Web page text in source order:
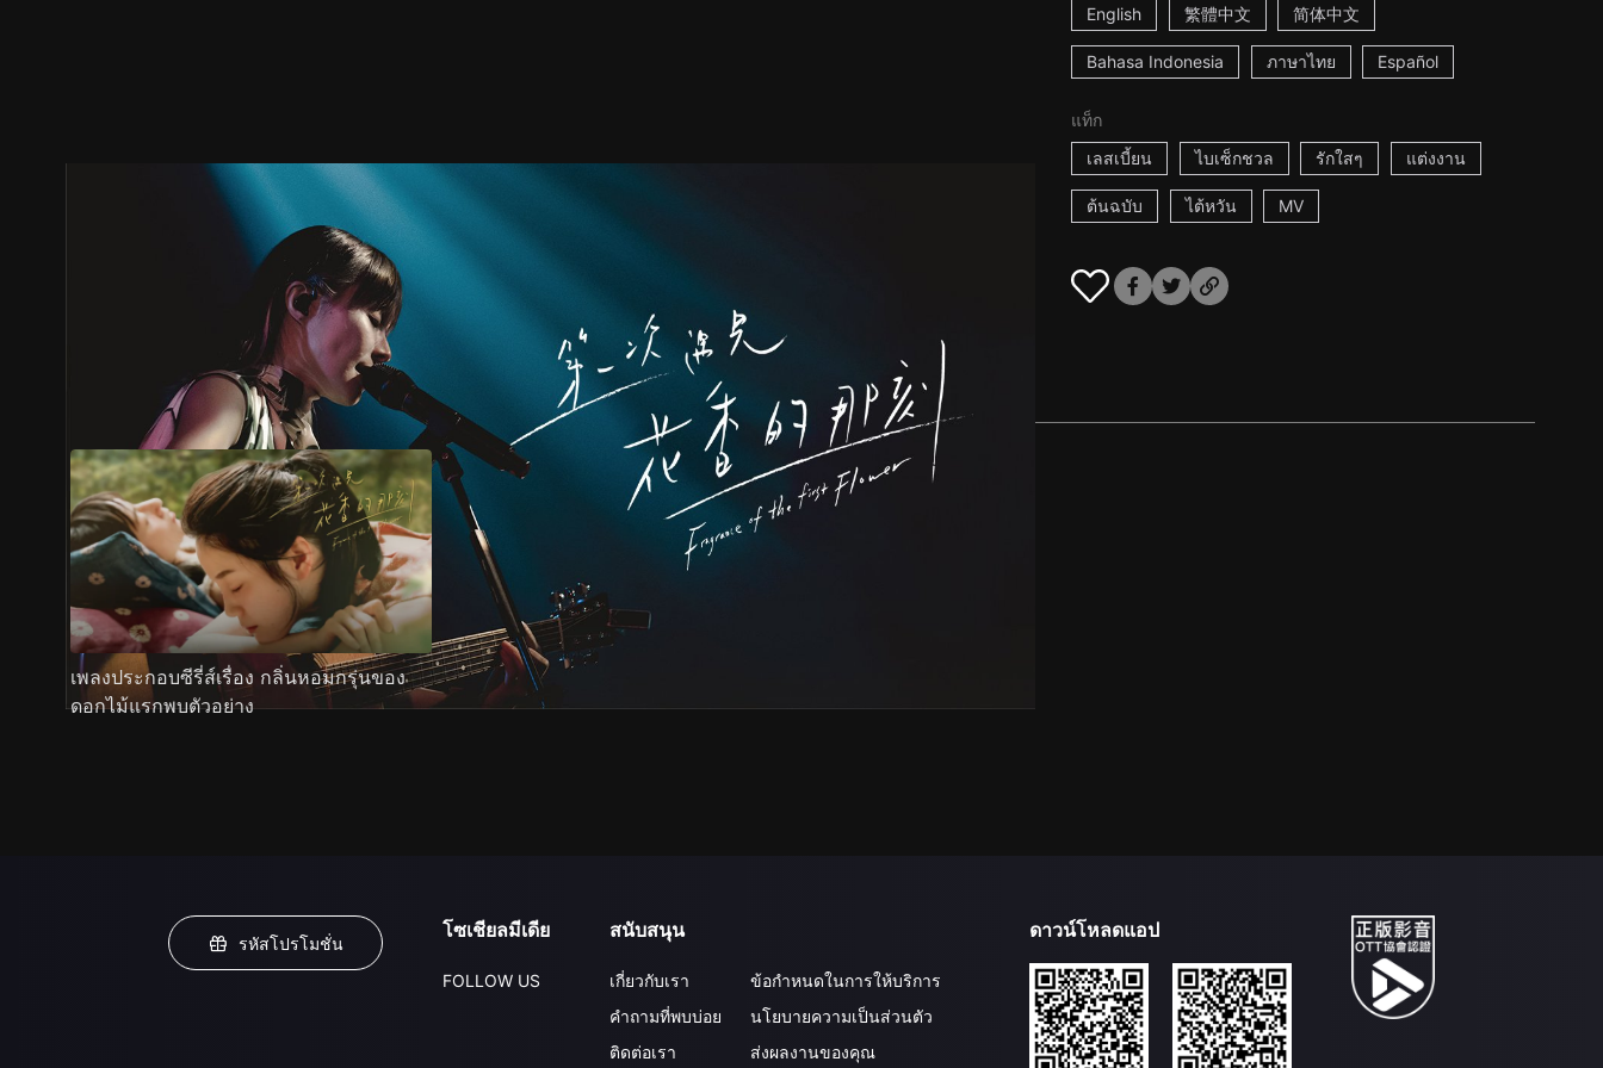
English 繁體中文 简体中文
Bahasa Indonesia ภาษาไทย Español
แท็ก
เลสเบี้ยน
ไบเซ็กชวล รักใสๆ แต่งงาน
ต้นฉบับ ไต้หวัน MV
ภาพนิ่ง เนื้อหาที่แนะนำ รายละเอียด
เพลงประกอบซีรี่ส์เรื่อง กลิ่นหอมกรุ่นของ
ดอกไม้แรกพบตัวอย่าง
รหัสโปรโมชั่น
โซเชียลมีเดีย
FOLLOW US
สนับสนุน
เกี่ยวกับเรา
คำถามที่พบบ่อย
ติดต่อเรา
ข้อกำหนดในการให้บริการ
นโยบายความเป็นส่วนตัว
ส่งผลงานของคุณ
ดาวน์โหลดแอป